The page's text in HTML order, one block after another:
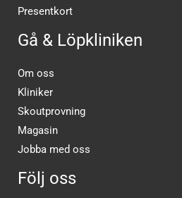
Presentkort
Gå & Löpkliniken
Om oss
Kliniker
Skoutprovning
Magasin
Jobba med oss
Följ oss